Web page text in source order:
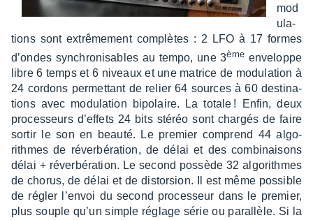
mod
u­la­
tions sont extrê­me­ment complètes : 2 LFO à 17 formes
d’ondes synchro­ni­sables au tempo, une 3èmeenve­loppe
libre 6 temps et 6 niveaux et une matrice de modu­la­tion à
24 cordons permet­tant de relier 64 sources à 60 desti­na­
tions avec modu­la­tion bipo­laire. La totale ! Enfin, deux
proces­seurs d’ef­fets 24 bits stéréo sont char­gés de faire
sortir le son en beauté. Le premier comprend 44 algo­
rithmes de réver­bé­ra­tion, de délai et des combi­nai­sons
délai + réver­bé­ra­tion. Le second possède 32 algo­rithmes
de chorus, de délai et de distor­sion. Il est même possible
de régler l’en­voi du second proces­seur dans le premier,
plus souple qu’un simple réglage série ou paral­lèle. Si la